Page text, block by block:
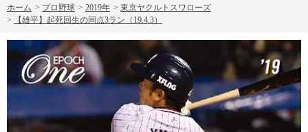
ホーム > プロ野球 > 2019年 > 東京ヤクルトスワローズ
>
【雄平】起死回生の同点3ラン（19.4.3）